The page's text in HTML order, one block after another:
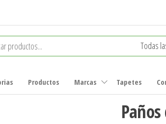
Productos Marcas Tapetes